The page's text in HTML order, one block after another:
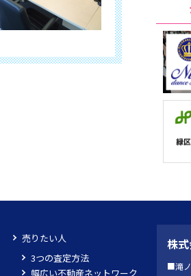
売りたい人
3つの査定方法
幅広い不動産ネットワーク
株
■滝